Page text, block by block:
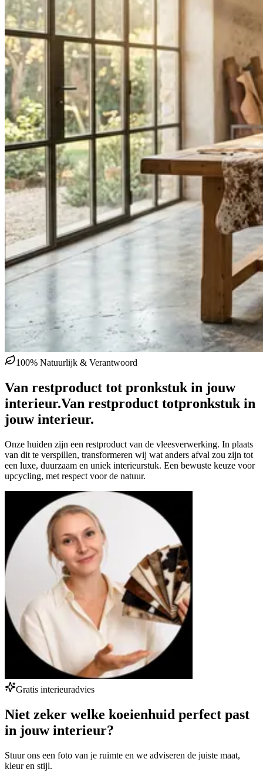
100% Natuurlijk & Verantwoord
Van restproduct tot pronkstuk in jouw
interieur.Van restproduct totpronkstuk in
jouw interieur.
Onze huiden zijn een restproduct van de vleesverwerking. In plaats
van dit te verspillen, transformeren wij wat anders afval zou zijn tot
een luxe, duurzaam en uniek interieurstuk. Een bewuste keuze voor
upcycling, met respect voor de natuur.
Gratis interieuradvies
Niet zeker welke koeienhuid perfect past
in jouw interieur?
Stuur ons een foto van je ruimte en we adviseren de juiste maat,
kleur en stijl.